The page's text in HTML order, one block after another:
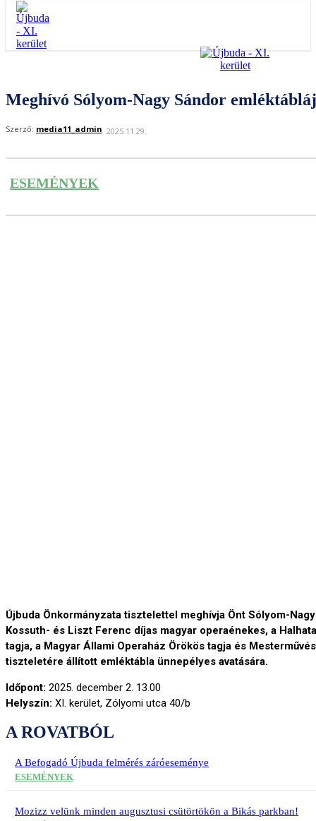
Meghívó Sólyom-Nagy Sándor
Szerző: media11_admin 2025.11.29.
ESEMÉNYEK
Újbuda Önkormányzata tisztelettel meghívja Önt Sólyom-
Kossuth- és Liszt Ferenc díjas magyar operaénekes, a
tagja, a Magyar Állami Operaház Örökös tagja és
tiszteletére állított emléktábla ünnepélyes avatására.
Időpont: 2025. december 2. 13.00
Helyszín: XI. kerület, Zólyomi utca 40/b
A ROVATBÓL
A Befogadó Újbuda felmérés záróeseménye
ESEMÉNYEK
Mozizz velünk minden augusztusi csütörtökön a Bikás parkban!